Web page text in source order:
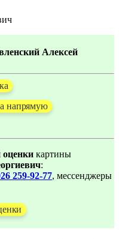
Алексей
напрямую
оценки картины
:
259-92-77, мессенджеры